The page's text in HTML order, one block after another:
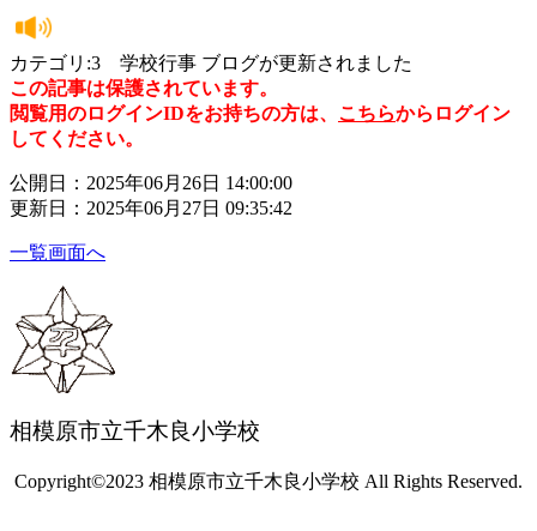
カテゴリ:3 学校行事 ブログが更新されました
この記事は保護されています。
閲覧用のログインIDをお持ちの方は、 こちらからログイン
してください。
公開日：2025年06月26日 14:00:00
更新日：2025年06月27日 09:35:42
一覧画面へ
相模原市立千木良小学校
Copyright©2023 相模原市立千木良小学校 All Rights Reserved.